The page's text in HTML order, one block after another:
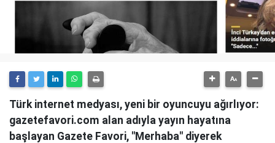
Türk internet medyası, yeni bir oyuncuyu ağırlıyor:
gazetefavori.com alan adıyla yayın hayatına
başlayan Gazete Favori, "Merhaba" diyerek